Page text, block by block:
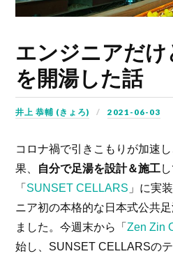
エンジニアだ
を開湯した話
井上 恭輔 (きょろ) 2021-06-03
コロナ禍で引きこもりが加速
果、 自分で足湯を設計＆施工
「 SUNSET CELLARS 」に実
ニア初の本格的な日本式公共
ました。今週末から「Zen Zin
始し、SUNSET CELLARSの